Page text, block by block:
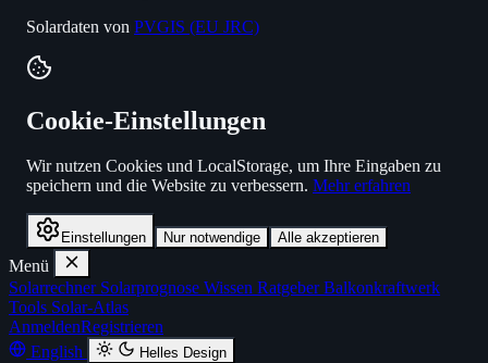
Solardaten von PVGIS (EU JRC)
Cookie-Einstellungen
Wir nutzen Cookies und LocalStorage, um Ihre Eingaben zu
speichern und die Website zu verbessern. Mehr erfahren
Einstellungen Nur notwendige Alle akzeptieren
Menü
Solarrechner Solarprognose Wissen RatgeberBalkonkraftwerk
Tools Solar-Atlas
AnmeldenRegistrieren
English
Helles Design